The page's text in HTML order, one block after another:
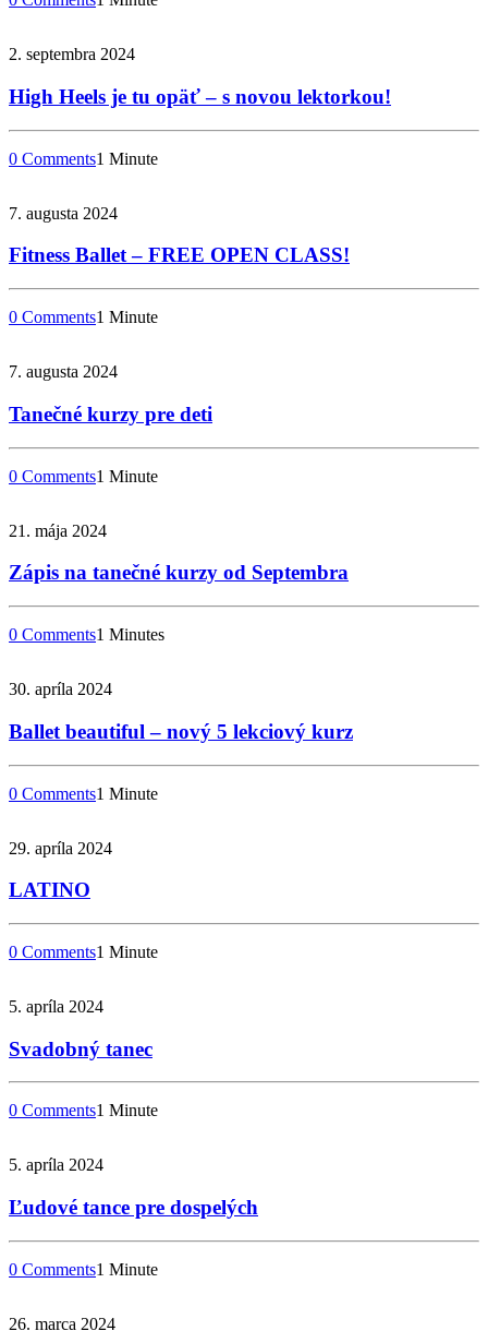
2. septembra 2024
High Heels je tu opäť – s novou lektorkou!
0 Comments1 Minute
7. augusta 2024
Fitness Ballet – FREE OPEN CLASS!
0 Comments1 Minute
7. augusta 2024
Tanečné kurzy pre deti
0 Comments1 Minute
21. mája 2024
Zápis na tanečné kurzy od Septembra
0 Comments1 Minutes
30. apríla 2024
Ballet beautiful – nový 5 lekciový kurz
0 Comments1 Minute
29. apríla 2024
LATINO
0 Comments1 Minute
5. apríla 2024
Svadobný tanec
0 Comments1 Minute
5. apríla 2024
Ľudové tance pre dospelých
0 Comments1 Minute
26. marca 2024